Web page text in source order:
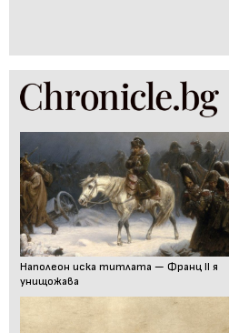
Наполеон иска титлата — Франц II я
унищожава